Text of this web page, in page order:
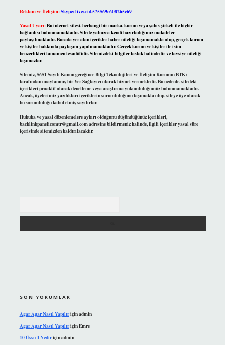
Reklam ve İletişim:Skype: live:.cid.575569c608265c69
Yasal Uyarı:Bu internet sitesi, herhangi bir marka, kurum veya şahıs şirketi ile hiçbir
bağlantısı bulunmamaktadır. Sitede yalnızca kendi hazırladığımız makaleler
paylaşılmaktadır. Burada yer alan içerikler haber niteliği taşımamakta olup, gerçek kurum
ve kişiler hakkında paylaşım yapılmamaktadır. Gerçek kurum ve kişiler ile isim
benzerlikleri tamamen tesadüfidir. Sitemizdeki bilgiler taslak halindedir ve tavsiye niteliği
taşımazlar.
Sitemiz, 5651 Sayılı Kanun gereğince Bilgi Teknolojileri ve İletişim Kurumu (BTK)
tarafından onaylanmış bir Yer Sağlayıcı olarak hizmet vermektedir. Bu nedenle, sitedeki
içerikleri proaktif olarak denetleme veya araştırma yükümlülüğümüz bulunmamaktadır.
Ancak, üyelerimiz yazdıkları içeriklerin sorumluluğunu taşımakta olup, siteye üye olarak
bu sorumluluğu kabul etmiş sayılırlar.
Hukuka ve yasal düzenlemelere aykırı olduğunu düşündüğünüz içerikleri,
backlinkpanelicomtr@gmail.comadresine bildirmeniz halinde, ilgili içerikler yasal süre
içerisinde sitemizden kaldırılacaktır.
SON YORUMLAR
Agar Agar Nasıl Yapılıriçinadmin
Agar Agar Nasıl YapılıriçinEmre
10 Üssü 4 Nediriçinadmin